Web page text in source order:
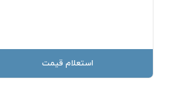
استعلام قیمت